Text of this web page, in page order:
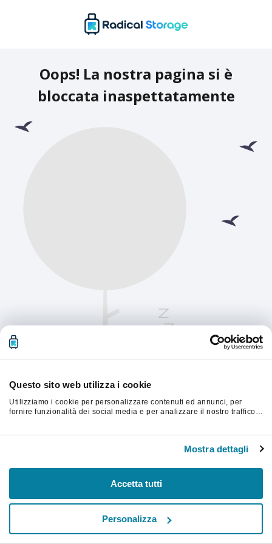
Questo sito web utilizza i cookie
Utilizziamo i cookie per personalizzare contenuti ed annunci, per
fornire funzionalità dei social media e per analizzare il nostro traffico.
che hai fornito loro o che hanno raccolto dal tuo utilizzo dei loro
Mostra dettagli
Accetta tutti
Personalizza
Oops! La nostra pagina si è
bloccata inaspettatamente
Aggiorna la pagina per continuare.
Aggiorna